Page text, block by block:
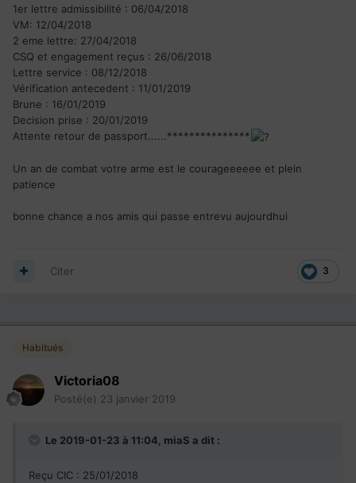
1er lettre admissibilité : 06/04/2018
VM: 12/04/2018
2 eme lettre: 27/04/2018
CSQ et engagement reçus : 26/06/2018
Lettre service : 08/12/2018
Vérification antecedent : 11/01/2019
Brune : 16/01/2019
Decision prise : 20/01/2019
Attente retour de passport......***************
Un an de combat votre arme est le courageeeeee et plein
patience
bonne chance a nos amis qui passe entrevu aujourdhui
3
Citer
Habitués
Victoria08
Posté(e) 23 janvier 2019
Le 2019-01-23 à 11:04, miaS a dit :
Reçu CIC : 25/01/2018